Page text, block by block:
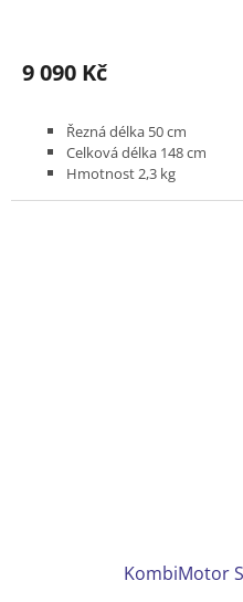
9 090 Kč
Řezná délka 50 cm
Celková délka 148 cm
Hmotnost 2,3 kg
Pro Kombimotory s
KombiMotor